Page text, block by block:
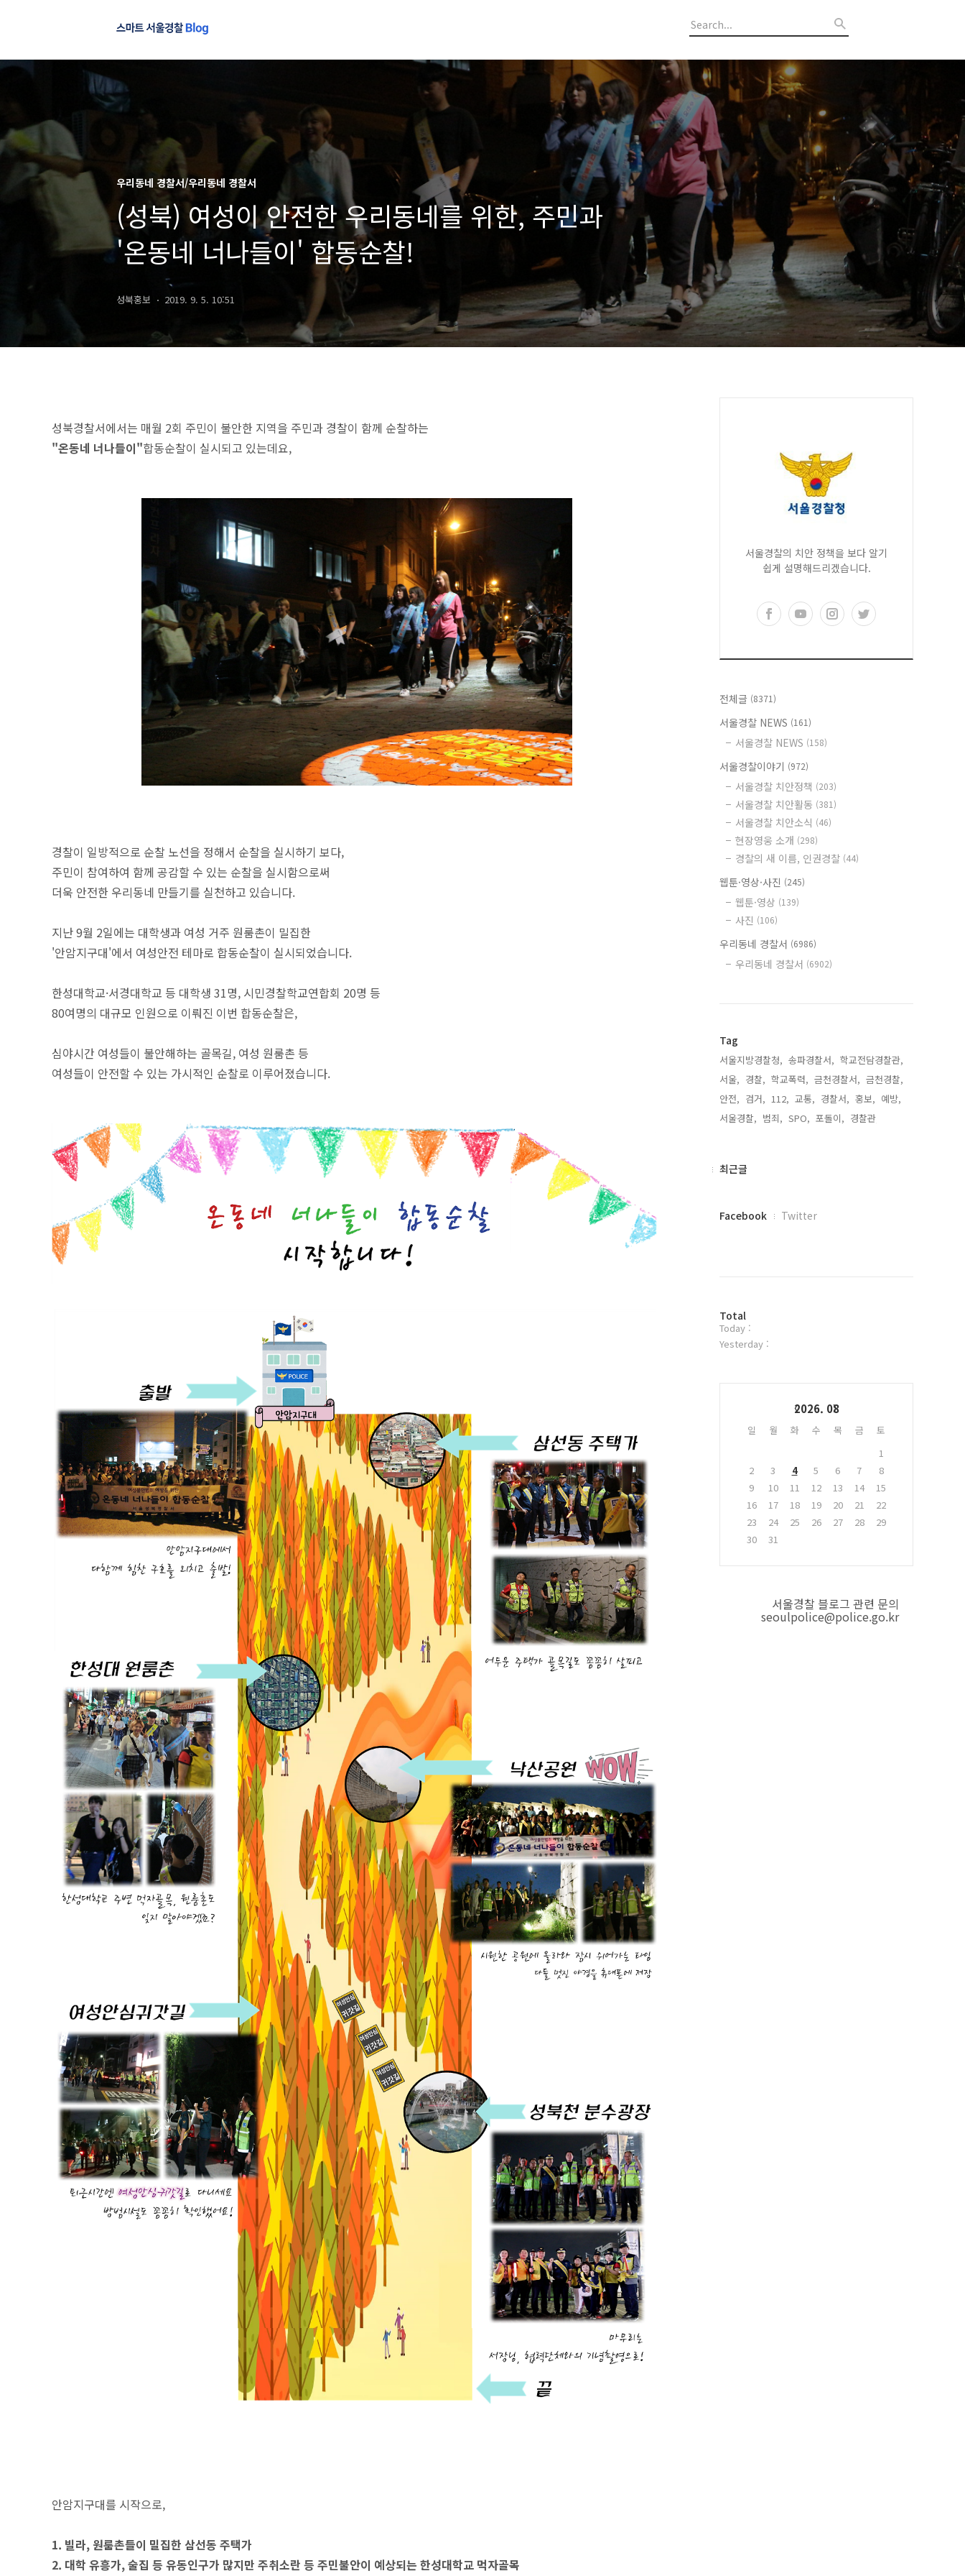
우리동네 경찰서/우리동네 경찰서
(성북) 여성이 안전한 우리동네를 위한, 주민과
'온동네 너나들이' 합동순찰!
성북홍보 2019. 9. 5. 10:51
성북경찰서에서는 매월 2회 주민이 불안한 지역을 주민과 경찰이 함께 순찰하는
"온동네 너나들이"합동순찰이 실시되고 있는데요,
경찰이 일방적으로 순찰 노선을 정해서 순찰을 실시하기 보다,
주민이 참여하여 함께 공감할 수 있는 순찰을 실시함으로써
더욱 안전한 우리동네 만들기를 실천하고 있습니다.
지난 9월 2일에는 대학생과 여성 거주 원룸촌이 밀집한
'안암지구대'에서 여성안전 테마로 합동순찰이 실시되었습니다.
한성대학교·서경대학교 등 대학생 31명, 시민경찰학교연합회 20명 등
80여명의 대규모 인원으로 이뤄진 이번 합동순찰은,
심야시간 여성들이 불안해하는 골목길, 여성 원룸촌 등
여성들이 안전할 수 있는 가시적인 순찰로 이루어졌습니다.
안암지구대를 시작으로,
1. 빌라, 원룸촌들이 밀집한 삼선동 주택가
2. 대학 유흥가, 술집 등 유동인구가 많지만 주취소란 등 주민불안이 예상되는 한성대학교 먹자골목
서울경찰의 치안 정책을 보다 알기
쉽게 설명해드리겠습니다.
전체글 (8371)
서울경찰 NEWS (161)
서울경찰 NEWS (158)
서울경찰이야기 (972)
서울경찰 치안정책 (203)
서울경찰 치안활동 (381)
서울경찰 치안소식 (46)
현장영웅 소개 (298)
경찰의 새 이름, 인권경찰 (44)
웹툰·영상·사진 (245)
웹툰·영상 (139)
사진 (106)
우리동네 경찰서 (6986)
우리동네 경찰서 (6902)
Tag
서울지방경찰청, 송파경찰서, 학교전담경찰관,
서울, 경찰, 학교폭력, 금천경찰서, 금천경찰,
안전, 검거, 112, 교통, 경찰서, 홍보, 예방,
서울경찰, 범죄, SPO, 포돌이, 경찰관,
최
최근글
페
플
러
그
Facebook Twitter
방
문
자
Total
Today :
Yesterday :
2026. 08
일 월 화 수 목 금
토
1
2
3 4 5 6 7
8
9
10 11 12 13 14
15
16
17 18 19 20 21
22
23
24 25 26 27 28
29
30
31
서울경찰 블로그 관련 문의
seoulpolice@police.go.kr